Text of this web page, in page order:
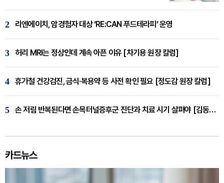
2 리엔에이치, 암경험자 대상 ‘RE:CAN 푸드테라피’ 운영
3 허리 MRI는 정상인데 계속 아픈 이유 [차기용 원장 칼럼]
4 휴가철 건강검진, 금식·복용약 등 사전 확인 필요 [정도감 원장 칼럼]
5 손 저림 반복된다면 손목터널증후군 진단과 치료 시기 살펴야 [김동현 원장 칼럼]
카드뉴스